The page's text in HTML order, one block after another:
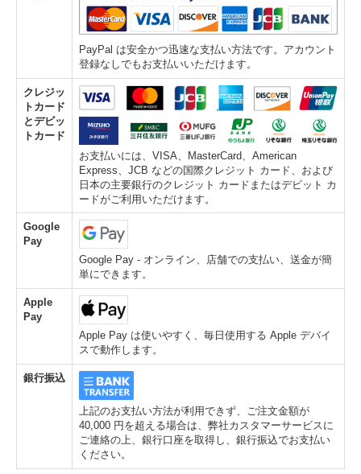
PayPal は安全かつ迅速な支払い方法です。アカウント
登録なしでもお支払いいただけます。
クレジッ
トカード
とデビッ
トカード
お支払いには、VISA、MasterCard、American
Express、JCB などの国際クレジット カード、および
日本の主要銀行のクレジット カードまたはデビット カ
ードがご利用いただけます。
Google
Pay
Google Pay - オンライン、店舗での支払い、送金が簡
単にできます。
Apple
Pay
Apple Pay は使いやすく、毎日使用する Apple デバイ
スで動作します。
銀行振込
上記のお支払い方法が利用できず、ご注文金額が
40,000 円を超える場合は、弊社カスタマーサービスに
ご連絡の上、銀行口座を取得し、銀行振込でお支払い
ください。